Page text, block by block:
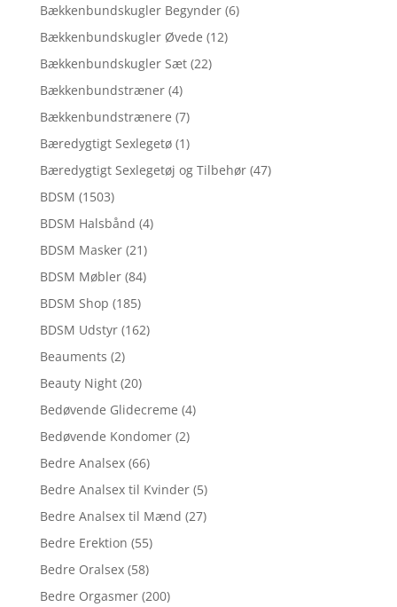
Bækkenbundskugler Begynder (6)
Bækkenbundskugler Øvede (12)
Bækkenbundskugler Sæt (22)
Bækkenbundstræner (4)
Bækkenbundstrænere (7)
Bæredygtigt Sexlegetø (1)
Bæredygtigt Sexlegetøj og Tilbehør (47)
BDSM (1503)
BDSM Halsbånd (4)
BDSM Masker (21)
BDSM Møbler (84)
BDSM Shop (185)
BDSM Udstyr (162)
Beauments (2)
Beauty Night (20)
Bedøvende Glidecreme (4)
Bedøvende Kondomer (2)
Bedre Analsex (66)
Bedre Analsex til Kvinder (5)
Bedre Analsex til Mænd (27)
Bedre Erektion (55)
Bedre Oralsex (58)
Bedre Orgasmer (200)